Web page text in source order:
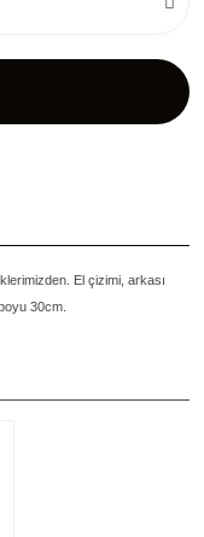
El çizimi, arkası
30cm.